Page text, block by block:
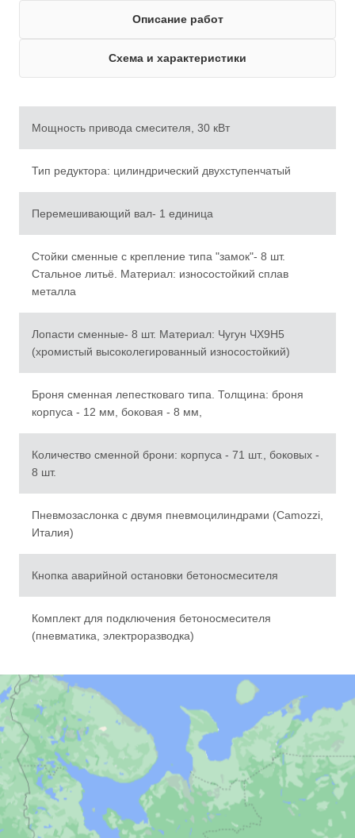
Описание работ
Схема и характеристики
Мощность привода смесителя, 30 кВт
Тип редуктора: цилиндрический двухступенчатый
Перемешивающий вал- 1 единица
Стойки сменные с крепление типа "замок"- 8 шт.
Стальное литьё. Материал: износостойкий сплав
металла
Лопасти сменные- 8 шт. Материал: Чугун ЧХ9Н5
(хромистый высоколегированный износостойкий)
Броня сменная лепестковаго типа. Толщина: броня
корпуса - 12 мм, боковая - 8 мм,
Количество сменной брони: корпуса - 71 шт., боковых -
8 шт.
Пневмозаслонка с двумя пневмоцилиндрами (Camozzi,
Италия)
Кнопка аварийной остановки бетоносмесителя
Комплект для подключения бетоносмесителя
(пневматика, электроразводка)
География поставок